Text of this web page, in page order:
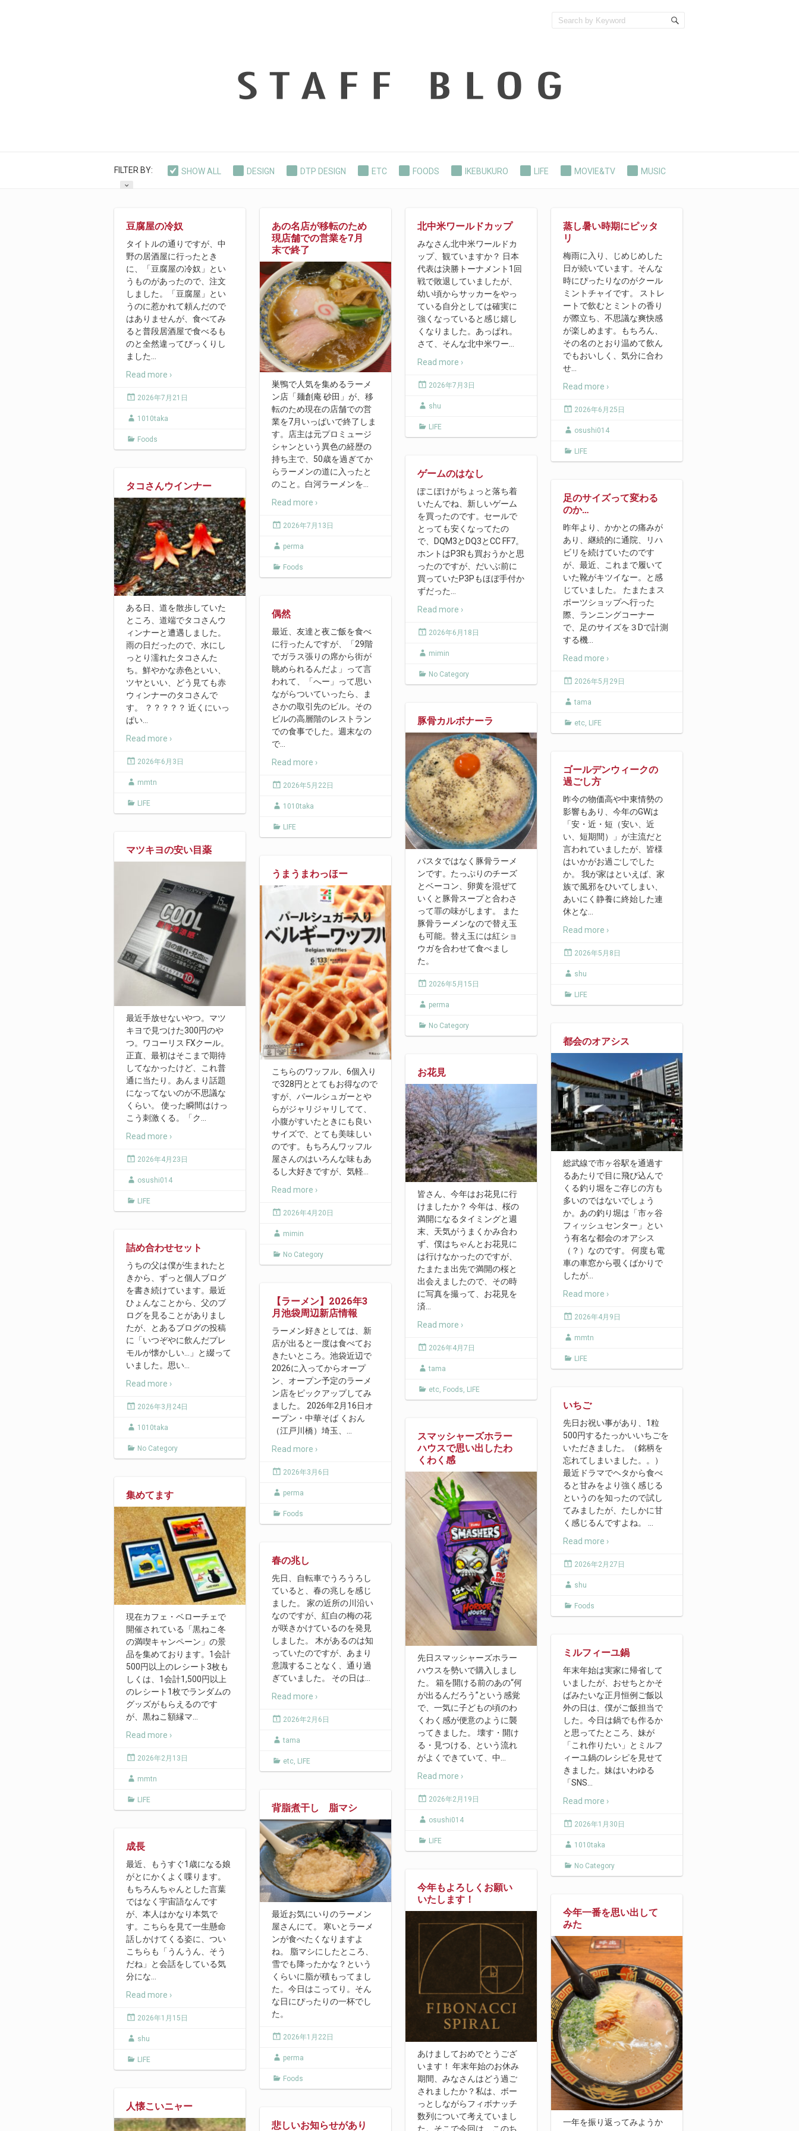
FILTER BY: SHOW ALL DESIGN DTP DESIGN ETC FOODS IKEBUKURO LIFE MOVIE&TV MUSIC
豆腐屋の冷奴
タイトルの通りですが、中
野の居酒屋に行ったとき
に、「豆腐屋の冷奴」とい
うものがあったので、注文
しました。「豆腐屋」とい
うのに惹かれて頼んだので
はありませんが、食べてみ
ると普段居酒屋で食べるも
のと全然違ってびっくりし
ました
Read more ›
2026年7月21日
1010taka
Foods
あの名店が移転のため
現店舗での営業を7月
末で終了
巣鴨で人気を集めるラーメ
ン店「麺創庵 砂田」が、移
転のため現在の店舗での営
業を7月いっぱいで終了しま
す。店主は元プロミュージ
シャンという異色の経歴の
持ち主で、50歳を過ぎてか
らラーメンの道に入ったと
のこと。白河ラーメンを
Read more ›
2026年7月13日
perma
Foods
北中米ワールドカップ
みなさん北中米ワールドカ
ップ、観ていますか？ 日本
代表は決勝トーナメント1回
戦で敗退していましたが、
幼い頃からサッカーをやっ
ている自分としては確実に
強くなっていると感じ嬉し
くなりました。あっぱれ。
さて、そんな北中米ワー
Read more ›
2026年7月3日
shu
LIFE
蒸し暑い時期にピッタ
リ
梅雨に入り、じめじめした
日が続いています。そんな
時にぴったりなのがクール
ミントチャイです。 ストレ
ートで飲むとミントの香り
が際立ち、不思議な爽快感
が楽しめます。もちろん、
その名のとおり温めて飲ん
でもおいしく、気分に合わ
せ
Read more ›
2026年6月25日
osushi014
LIFE
ゲームのはなし
ぽこぽけがちょっと落ち着
いたんでね、新しいゲーム
を買ったのです。セールで
とっても安くなってたの
で、DQM3とDQ3とCC FF7。
ホントはP3Rも買おうかと思
ったのですが、だいぶ前に
買っていたP3Pもほぼ手付か
ずだった
Read more ›
2026年6月18日
mimin
No Category
タコさんウインナー
ある日、道を散歩していた
ところ、道端でタコさんウ
ィンナーと遭遇しました。
雨の日だったので、水にし
っとり濡れたタコさんた
ち。鮮やかな赤色といい、
ツヤといい、どう見ても赤
ウィンナーのタコさんで
す。 ？？？？？ 近くにいっ
ぱい
Read more ›
2026年6月3日
mmtn
LIFE
足のサイズって変わる
のか…
昨年より、かかとの痛みが
あり、継続的に通院、リハ
ビリを続けていたのです
が、最近、これまで履いて
いた靴がキツイなー。と感
じていました。 たまたまス
ポーツショップへ行った
際、ランニングコーナー
で、足のサイズを３Dで計測
する機
Read more ›
2026年5月29日
tama
etc, LIFE
偶然
最近、友達と夜ご飯を食べ
に行ったんですが、「29階
でガラス張りの席から街が
眺められるんだよ」って言
われて、「へー」って思い
ながらついていったら、ま
さかの取引先のビル。その
ビルの高層階のレストラン
での食事でした。週末なの
で
Read more ›
2026年5月22日
1010taka
LIFE
豚骨カルボナーラ
パスタではなく豚骨ラーメ
ンです。たっぷりのチーズ
とベーコン、卵黄を混ぜて
いくと豚骨スープと合わさ
って罪の味がします。 また
豚骨ラーメンなので替え玉
も可能。替え玉には紅ショ
ウガを合わせて食べまし
た。
2026年5月15日
perma
No Category
ゴールデンウィークの
過ごし方
昨今の物価高や中東情勢の
影響もあり、今年のGWは
「安・近・短（安い、近
い、短期間）」が主流だと
言われていましたが、皆様
はいかがお過ごしでした
か。 我が家はといえば、家
族で風邪をひいてしまい、
あいにく静養に終始した連
休とな
Read more ›
2026年5月8日
shu
LIFE
マツキヨの安い目薬
最近手放せないやつ。マツ
キヨで見つけた300円のや
つ。ワコーリス FXクール。
正直、最初はそこまで期待
してなかったけど、これ普
通に当たり。あんまり話題
になってないのが不思議な
くらい。 使った瞬間はけっ
こう刺激くる。「ク
Read more ›
2026年4月23日
osushi014
LIFE
うまうまわっほー
こちらのワッフル、6個入り
で328円ととてもお得なので
すが、パールシュガーとや
らがジャリジャリしてて、
小腹がすいたときにも良い
サイズで、とても美味しい
のです。もちろんワッフル
屋さんのはいろんな味もあ
るし大好きですが、気軽
Read more ›
2026年4月20日
mimin
No Category
都会のオアシス
総武線で市ヶ谷駅を通過す
るあたりで目に飛び込んで
くる釣り堀をご存じの方も
多いのではないでしょう
か。あの釣り堀は「市ヶ谷
フィッシュセンター」とい
う有名な都会のオアシス
（？）なのです。 何度も電
車の車窓から覗くばかりで
したが
Read more ›
2026年4月9日
mmtn
LIFE
お花見
皆さん、今年はお花見に行
けましたか？ 今年は、桜の
満開になるタイミングと週
末、天気がうまくかみ合わ
ず、僕はちゃんとお花見に
は行けなかったのですが、
たまたま出先で満開の桜と
出会えましたので、その時
に写真を撮って、お花見を
済
Read more ›
2026年4月7日
tama
etc, Foods, LIFE
詰め合わせセット
うちの父は僕が生まれたと
きから、ずっと個人ブログ
を書き続けています。最近
ひょんなことから、父のブ
ログを見ることがありまし
たが、とあるブログの投稿
に「いつぞやに飲んだプレ
モルが懐かしい…」と綴って
いました。思い
Read more ›
2026年3月24日
1010taka
No Category
【ラーメン】2026年3
月池袋周辺新店情報
ラーメン好きとしては、新
店が出ると一度は食べてお
きたいところ。池袋近辺で
2026に入ってからオープ
ン、オープン予定のラーメ
ン店をピックアップしてみ
ました。 2026年2月16日オ
ープン・中華そば くおん
（江戸川橋）埼玉、
Read more ›
2026年3月6日
perma
Foods
いちご
先日お祝い事があり、1粒
500円するたっかいいちごを
いただきました。（銘柄を
忘れてしまいました。。）
最近ドラマでヘタから食べ
ると甘みをより強く感じる
というのを知ったので試し
てみましたが、たしかに甘
く感じるんですよね。
Read more ›
2026年2月27日
shu
Foods
スマッシャーズホラー
ハウスで思い出したわ
くわく感
先日スマッシャーズホラー
ハウスを勢いで購入しまし
た。 箱を開ける前のあの“何
が出るんだろう”という感覚
で、一気に子どもの頃のわ
くわく感が便意のように襲
ってきました。 壊す・開け
る・見つける、という流れ
がよくできていて、中
Read more ›
2026年2月19日
osushi014
LIFE
集めてます
現在カフェ・ベローチェで
開催されている「黒ねこ冬
の満喫キャンペーン」の景
品を集めております。1会計
500円以上のレシート3枚も
しくは、1会計1,500円以上
のレシート1枚でランダムの
グッズがもらえるのです
が、黒ねこ額縁マ
Read more ›
2026年2月13日
mmtn
LIFE
春の兆し
先日、自転車でうろうろし
ていると、春の兆しを感じ
ました。 家の近所の川沿い
なのですが、紅白の梅の花
が咲きかけているのを発見
しました。 木があるのは知
っていたのですが、あまり
意識することなく、通り過
ぎていました。 その日は
Read more ›
2026年2月6日
tama
etc, LIFE
ミルフィーユ鍋
年末年始は実家に帰省して
いましたが、おせちとかそ
ばみたいな正月恒例ご飯以
外の日は、僕がご飯担当で
した。今日は鍋でも作るか
と思ってたところ、妹が
「これ作りたい」とミルフ
ィーユ鍋のレシピを見せて
きました。妹はいわゆる
「SNS
Read more ›
2026年1月30日
1010taka
No Category
背脂煮干し 脂マシ
最近お気にいりのラーメン
屋さんにて。 寒いとラーメ
ンが食べたくなりますよ
ね。 脂マシにしたところ、
雪でも降ったかな？という
くらいに脂が積もってまし
た。今日はこってり。そん
な日にぴったりの一杯でし
た。
2026年1月22日
perma
Foods
成長
最近、もうすぐ1歳になる娘
がとにかくよく喋ります。
もちろんちゃんとした言葉
ではなく宇宙語なんです
が、本人はかなり本気で
す。こちらを見て一生懸命
話しかけてくる姿に、つい
こちらも「うんうん、そう
だね」と会話をしている気
分にな
Read more ›
2026年1月15日
shu
LIFE
今年もよろしくお願い
いたします！
あけましておめでとうござ
います！ 年末年始のお休み
期間、みなさんはどう過ご
されましたか？私は、ボー
っとしながらフィボナッチ
数列について考えていまし
た。そこで今回は、このち
今年一番を思い出して
みた
一年を振り返ってみようか
人懐こいニャー
悲しいお知らせがあり